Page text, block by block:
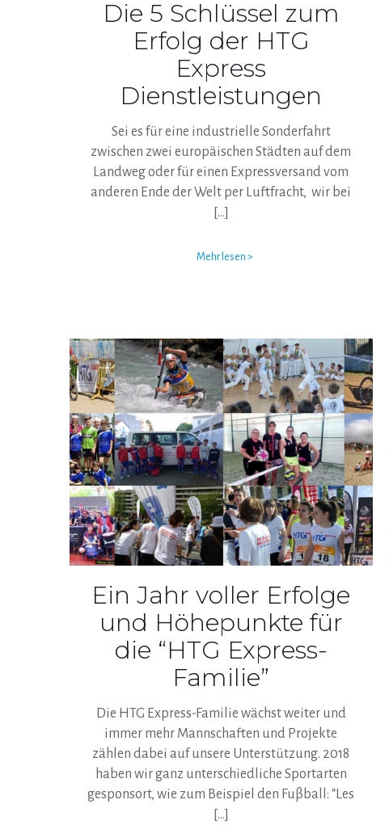
Die 5 Schlüssel zum
Erfolg der HTG
Express
Dienstleistungen
Sei es für eine industrielle Sonderfahrt
zwischen zwei europäischen Städten auf dem
Landweg oder für einen Expressversand vom
anderen Ende der Welt per Luftfracht, wir bei
[…]
Mehr lesen >
Ein Jahr voller Erfolge
und Höhepunkte für
die “HTG Express-
Familie”
Die HTG Express-Familie wächst weiter und
immer mehr Mannschaften und Projekte
zählen dabei auf unsere Unterstützung. 2018
haben wir ganz unterschiedliche Sportarten
gesponsort, wie zum Beispiel den Fuβball: “Les
[…]